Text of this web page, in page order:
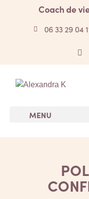
Coach de
06 33 29 04
MENU